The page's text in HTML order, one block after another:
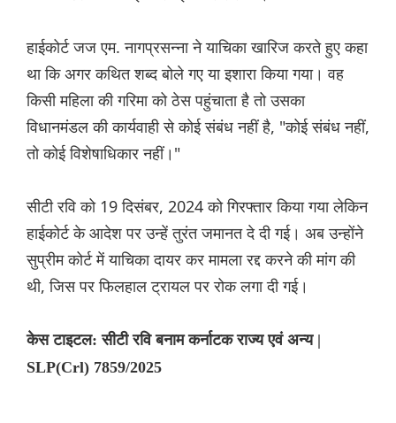
हाईकोर्ट जज एम. नागप्रसन्ना ने याचिका खारिज करते हुए कहा
था कि अगर कथित शब्द बोले गए या इशारा किया गया। वह
किसी महिला की गरिमा को ठेस पहुंचाता है तो उसका
विधानमंडल की कार्यवाही से कोई संबंध नहीं है, "कोई संबंध नहीं,
तो कोई विशेषाधिकार नहीं।"
सीटी रवि को 19 दिसंबर, 2024 को गिरफ्तार किया गया लेकिन
हाईकोर्ट के आदेश पर उन्हें तुरंत जमानत दे दी गई। अब उन्होंने
सुप्रीम कोर्ट में याचिका दायर कर मामला रद्द करने की मांग की
थी, जिस पर फिलहाल ट्रायल पर रोक लगा दी गई।
केस टाइटल: सीटी रवि बनाम कर्नाटक राज्य एवं अन्य |
SLP(Crl) 7859/2025